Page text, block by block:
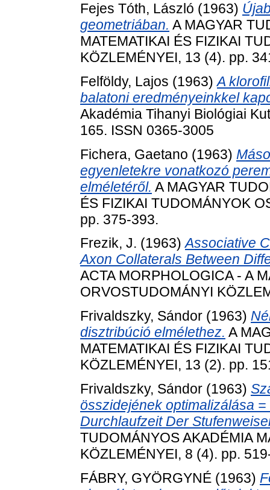
Fejes Tóth, László (1963)
geometriában. A MAGYAR
MATEMATIKAI ÉS FIZIKAI
KÖZLEMÉNYEI, 13 (4). pp.
Felföldy, Lajos (1963)A
balatoni eredményeinkkel
Akadémia Tihanyi Biológiai
165. ISSN 0365-3005
Fichera, Gaetano (1963)
egyenletekre vonatkozó
elméletéről. A MAGYAR
ÉS FIZIKAI TUDOMÁNYOK
pp. 375-393.
Frezik, J. (1963)Associative
Axon Collaterals Between
ACTA MORPHOLOGICA - A
ORVOSTUDOMÁNYI
Frivaldszky, Sándor (1963)
disztribúció elmélethez. A
MATEMATIKAI ÉS FIZIKAI
KÖZLEMÉNYEI, 13 (2). pp.
Frivaldszky, Sándor (1963)
összidejének optimalizálása
Durchlaufzeit Der
TUDOMÁNYOS AKADÉMIA
KÖZLEMÉNYEI, 8 (4). pp.
FÁBRY, GYÖRGYNÉ (1963)